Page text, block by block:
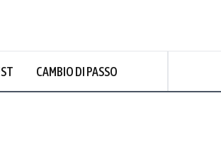
CAMBIO DI PASSO
Nuvoloso